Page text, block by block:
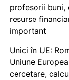
profesorii buni,
resurse
important
Unici în UE:
Uniune
cercetare,